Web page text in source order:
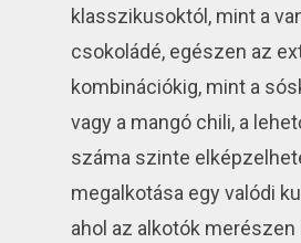
klasszikusoktól, mint a
csokoládé, egészen az
kombinációkig, mint a
vagy a mangó chili, a
száma szinte
megalkotása egy valódi
ahol az alkotók